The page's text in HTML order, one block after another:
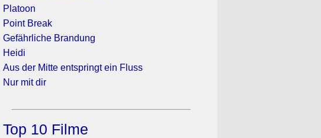
Platoon
Point Break
Gefährliche Brandung
Heidi
Aus der Mitte entspringt ein Fluss
Nur mit dir
Top 10 Filme